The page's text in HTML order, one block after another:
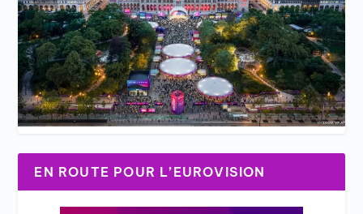
EN ROUTE POUR L’EUROVISION